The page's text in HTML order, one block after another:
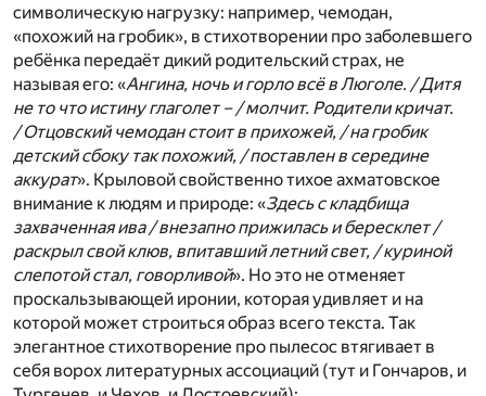
символическую нагрузку: например, чемодан,
«похожий на гробик», в стихотворении про заболевшего
ребёнка передаёт дикий родительский страх, не
называя его: «Ангина, ночь и горло всё в Люголе. / Дитя
не то что истину глаголет – / молчит. Родители кричат.
/ Отцовский чемодан стоит в прихожей, / на гробик
детский сбоку так похожий, / поставлен в середине
аккурат». Крыловой свойственно тихое ахматовское
внимание к людям и природе: «Здесь с кладбища
захваченная ива / внезапно прижилась и бересклет /
раскрыл свой клюв, впитавший летний свет, / куриной
слепотой стал, говорливой». Но это не отменяет
проскальзывающей иронии, которая удивляет и на
которой может строиться образ всего текста. Так
элегантное стихотворение про пылесос втягивает в
себя ворох литературных ассоциаций (тут и Гончаров, и